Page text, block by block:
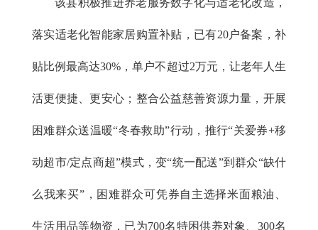
该县积极推进养老服务数字化与适老化改造，
落实适老化智能家居购置补贴，已有20户备案，补
贴比例最高达30%，单户不超过2万元，让老年人生
活更便捷、更安心；整合公益慈善资源力量，开展
困难群众送温暖“冬春救助”行动，推行“关爱券+移
动超市/定点商超”模式，变“统一配送”到群众“缺什
么我来买”，困难群众可凭券自主选择米面粮油、
生活用品等物资，已为700名特困供养对象、300名